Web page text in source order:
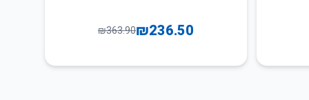
₪236.50
₪363.90